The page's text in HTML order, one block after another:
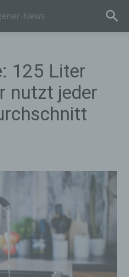
125 Liter
nutzt jeder